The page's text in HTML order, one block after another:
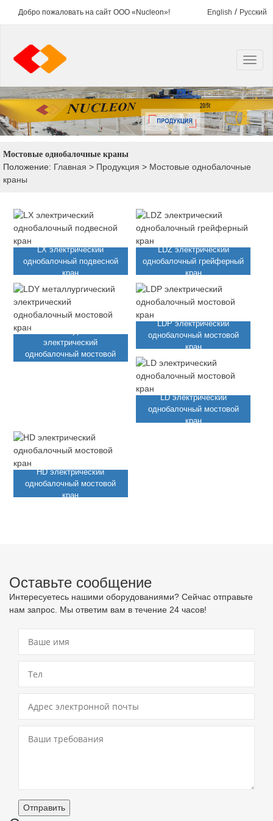
Добро пожаловать на сайт ООО «Nucleon»! English / Русский
Мостовые однобалочные краны
Положение: Главная > Продукция > Мостовые однобалочные
краны
LX электрический
однобалочный подвесной
кран
LDZ электрический
однобалочный грейферный
кран
LDY металлургический
электрический
однобалочный мостовой
LDP электрический
однобалочный мостовой
кран
LD электрический
однобалочный мостовой
кран
HD электрический
однобалочный мостовой
кран
Оставьте сообщение
Интересуетесь нашими оборудованиями? Сейчас отправьте
нам запрос. Мы ответим вам в течение 24 часов!
Отправить